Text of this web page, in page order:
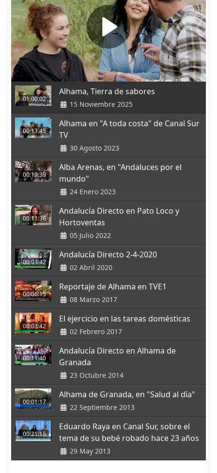
01:00:02
Alhama, Tierra de sabores
15 Noviembre 2025
00:13:45
Alhama en "A toda costa" de Canal Sur
TV
30 Agosto 2023
00:19:39
Alba Arenas, en "Andaluces por el
mundo"
24 Enero 2023
00:11:36
Andalucía Directo en Pato Loco y
Hortoventas
05 Julio 2022
00:03:42
Andalucía Directo 2-4-2020
02 Abril 2020
00:06:15
Reportaje de Alhama en TVE1
08 Marzo 2017
00:03:42
El ejercicio en las tareas domésticas
02 Febrero 2017
00:11:40
Andalucía Directo en Alhama de
Granada
23 Octubre 2014
00:01:17
Alhama de Granada, en "Salud al día"
22 Septiembre 2013
00:21:15
Eduardo Raya en Canal Sur, sobre el
tema de su bebé robado hace 23 años
29 May 2013